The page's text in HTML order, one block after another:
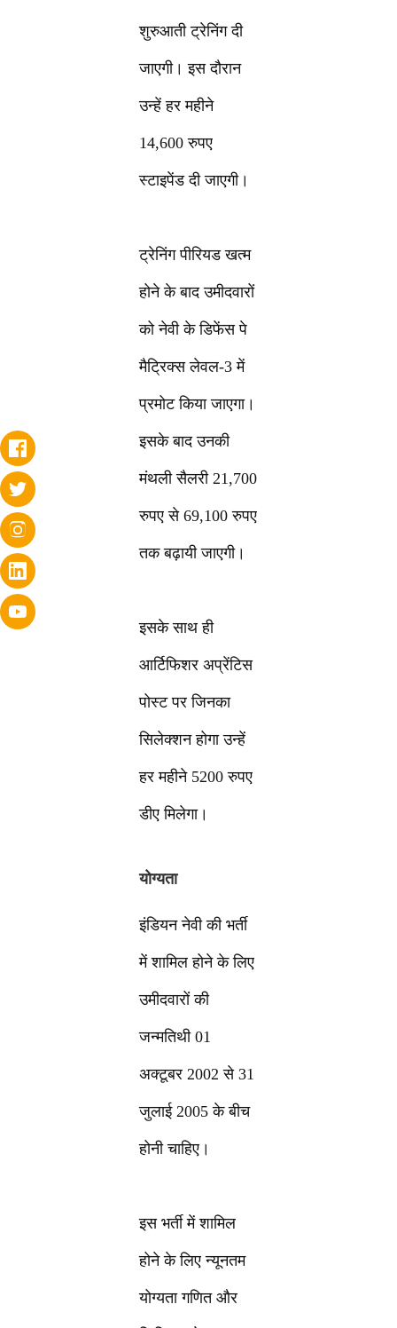
शुरुआती ट्रेनिंग दी
जाएगी। इस दौरान
उन्हें हर महीने
14,600 रुपए
स्टाइपेंड दी जाएगी।
ट्रेनिंग पीरियड खत्म
होने के बाद उमीदवारों
को नेवी के डिफेंस पे
मैट्रिक्स लेवल-3 में
प्रमोट किया जाएगा।
इसके बाद उनकी
मंथली सैलरी 21,700
रुपए से 69,100 रुपए
तक बढ़ायी जाएगी।
इसके साथ ही
आर्टिफिशर अप्रेंटिस
पोस्ट पर जिनका
सिलेक्शन होगा उन्हें
हर महीने 5200 रुपए
डीए मिलेगा।
योग्यता
इंडियन नेवी की भर्ती
में शामिल होने के लिए
उमीदवारों की
जन्मतिथी 01
अक्टूबर 2002 से 31
जुलाई 2005 के बीच
होनी चाहिए।
इस भर्ती में शामिल
होने के लिए न्यूनतम
योग्यता गणित और